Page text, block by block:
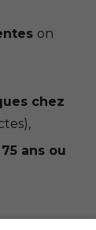
on
chez
ans ou